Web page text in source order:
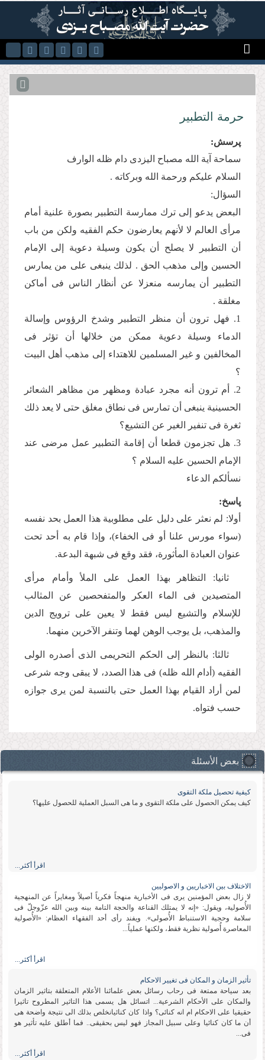
Skip to main content
حرمة التطبیر
پرسش:
سماحة آیة الله مصباح الیزدی دام ظله الوارف
السلام علیكم ورحمة الله وبركاته .
السؤال:
البعض یدعو إلی ترك ممارسة التطبیر بصورة علنیة أمام
مرأی العالم لا لأنهم یعارضون حكم الفقیه ولكن من باب
أن التطبیر لا یصلح أن یكون وسیلة دعویة إلی الإمام
الحسین وإلی مذهب الحق . لذلك ینبغی علی من یمارس
التطبیر أن یمارسه منعزلا عن أنظار الناس فی أماكن
مغلقة .
1. فهل ترون أن منظر التطبیر وشدخ الرؤوس وإسالة
الدماء وسیلة دعویة ممكن من خلالها أن تؤثر فی
المخالفین و غیر المسلمین للاهتداء إلی مذهب أهل البیت
؟
2. أم ترون أنه مجرد عبادة ومظهر من مظاهر الشعائر
الحسینیة ینبغی أن تمارس فی نطاق مغلق حتی لا یعد ذلك
ثغرة فی تنفیر الغیر عن التشیع؟
3. هل تجزمون قطعا أن إقامة التطبیر عمل مرضی عند
الإمام الحسین علیه السلام ؟
نسألكم الدعاء
پاسخ:
أولا: لم نعثر على دلیل على مطلوبیة هذا العمل بحد نفسه
(سواء مورس علنا أو فی الخفاء)، وإذا قام به أحد تحت
عنوان العبادة المأثورة، فقد وقع فی شبهة البدعة.
ثانیا: التظاهر بهذا العمل على الملأ وأمام مرأى
المتصیدین فی الماء العكر والمتفحصین عن المثالب
للإسلام والتشیع لیس فقط لا یعین على ترویج الدین
والمذهب، بل یوجب الوهن لهما وتنفر الآخرین منهما.
ثالثا: بالنظر إلى الحكم التحریمی الذی أصدره الولی
الفقیه (أدام الله ظله) فی هذا الصدد، لا یبقى وجه شرعی
لمن أراد القیام بهذا العمل حتى بالنسبة لمن یرى جوازه
حسب فتواه.
بعض الأسئلة
كیفیة تحصیل ملكة التقوى
كیف یمكن الحصول على ملكة التقوى و ما هی السبل العملیة للحصول علیها؟
اقرأ أكثر...
الاختلاف بین الاخباریین و الاصولیین
لا زال بعض المؤمنین یرى فی الأخباریة منهجاً فكریاً أصیلاً ومغایراً عن المنهجیة
الأُصولیة، ویقول: «إنه لا یمتلك القناعة والحجة التامة بینه وبین الله عزّوجلّ فی
سلامة وحجیة الاستنباط الأُصولی». ویفند رأی أحد الفقهاء العظام: «الأُصولیة
المعاصرة أُصولیة نظریة فقط، ولكنها عملیاً...
اقرأ أكثر...
تأثیر الزمان و المكان فی تغییر الاحكام
بعد سیاحة ممتعة فی رحاب رسائل بعض علمائنا الأعلام المتعلقة بتاثیر الزمان
والمكان على الأحكام الشرعیة... اتسائل هل یسمى هذا التاثیر المطروح تاثیرا
حقیقیا على الاحكام ام انه كنائی؟ واذا كان كنائیانخلص بذلك الى نتیجة واضحة هی
أن ما كان كنائیا وعلى سبیل المجاز فهو لیس بحقیقی.. فما أطلق علیه تأثیر هو
فی...
اقرأ أكثر...